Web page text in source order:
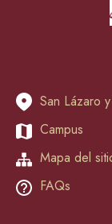
San Lázaro
Campus
Mapa del
FAQs